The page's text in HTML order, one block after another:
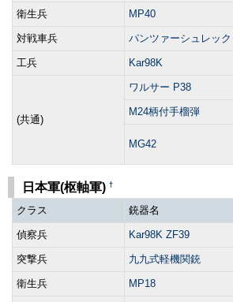
衛生兵 MP40
対戦車兵 パンツァーシュレック
工兵 Kar98K
(共通)
ワルサー P38
M24柄付手榴弾
MG42
日本軍(枢軸軍) †
クラス 銃器名
偵察兵 Kar98K ZF39
突撃兵 九九式軽機関銃
衛生兵 MP18